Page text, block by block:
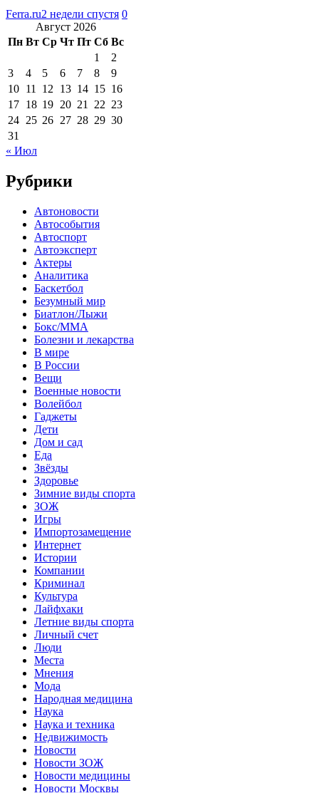
Ferra.ru2 недели спустя 0
Август 2026
Пн Вт Ср Чт Пт Сб Вс
1
2
3
4 5 6 7 8
9
10 11 12 13 14 15 16
17 18 19 20 21 22 23
24 25 26 27 28 29 30
31
« Июл
Рубрики
Автоновости
Автособытия
Автоспорт
Автоэксперт
Актеры
Аналитика
Баскетбол
Безумный мир
Биатлон/Лыжи
Бокс/MMA
Болезни и лекарства
В мире
В России
Вещи
Военные новости
Волейбол
Гаджеты
Дети
Дом и сад
Еда
Звёзды
Здоровье
Зимние виды спорта
ЗОЖ
Игры
Импортозамещение
Интернет
Истории
Компании
Криминал
Культура
Лайфхаки
Летние виды спорта
Личный счет
Люди
Места
Мнения
Мода
Народная медицина
Наука
Наука и техника
Недвижимость
Новости
Новости ЗОЖ
Новости медицины
Новости Москвы